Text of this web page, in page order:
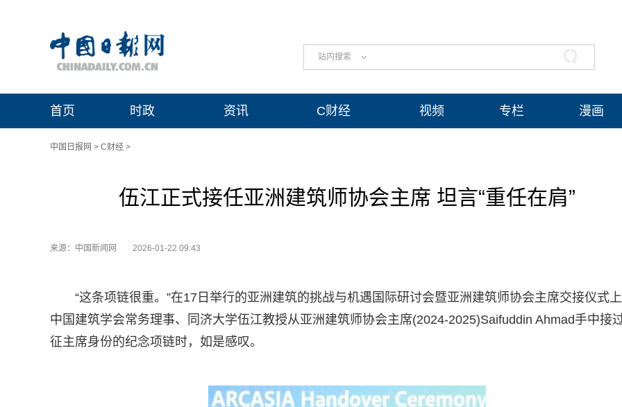
站内搜索
首页 时政 资讯 C财经 视频 专栏 漫画
中国日报网 > C财经 >
伍江正式接任亚洲建筑师协会主席 坦言“重任在肩”
来源：中国新闻网 2026-01-22 09:43
“这条项链很重。”在17日举行的亚洲建筑的挑战与机遇国际研讨会暨亚洲建筑师协会主席交接仪式上
中国建筑学会常务理事、同济大学伍江教授从亚洲建筑师协会主席(2024-2025)Saifuddin Ahmad手中接
征主席身份的纪念项链时，如是感叹。